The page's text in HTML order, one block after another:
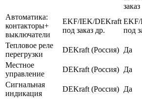
заказ
Автоматика:
контакторы+
выключатели
EKF/IEK/DEKraft
под заказ др.
под
Тепловое реле
перегрузки
DEKraft (Россия) Да
Местное
управление
DEKraft (Россия) Да
Сигнальная
индикация
DEKraft (Россия) Да